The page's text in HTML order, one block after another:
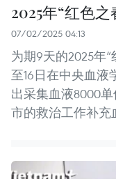
2025年“红色
07/02/2025 04:13
为期9天的2025年
至16日在中央血
出采集血液8000
市的救治工作补充